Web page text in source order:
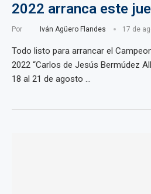
2022 arranca este
Por Iván Agüero Flandes 17 de
Todo listo para arrancar el
2022 “Carlos de Jesús Bermúdez
18 al 21 de agosto …